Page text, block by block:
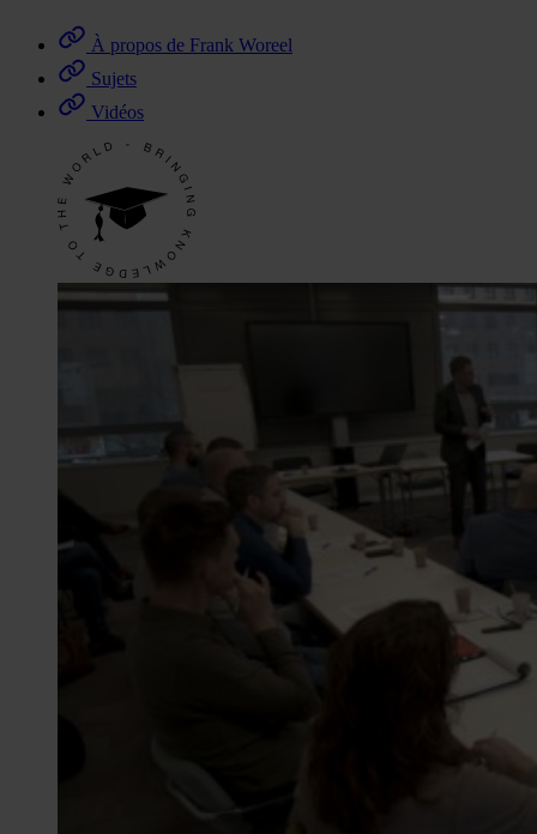
À propos de Frank Woreel
Sujets
Vidéos